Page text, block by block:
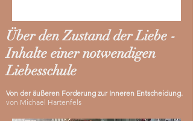
Über den Zustand der Liebe -
Inhalte einer notwendigen
Liebesschule
Von der äußeren Forderung zur Inneren Entscheidung.
von Michael Hartenfels